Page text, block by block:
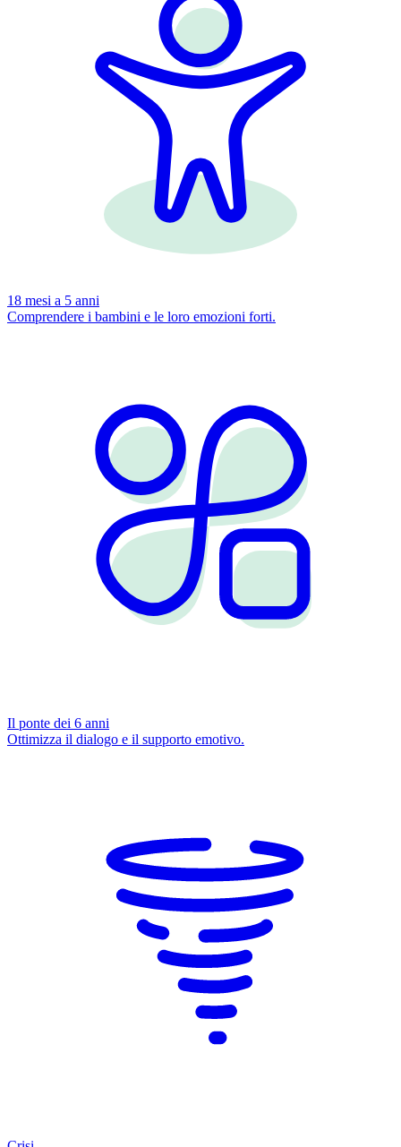
18 mesi a 5 anni
Comprendere i bambini e le loro emozioni forti.
Il ponte dei 6 anni
Ottimizza il dialogo e il supporto emotivo.